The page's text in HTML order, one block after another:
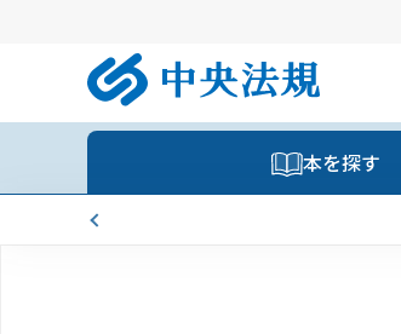
本を探す